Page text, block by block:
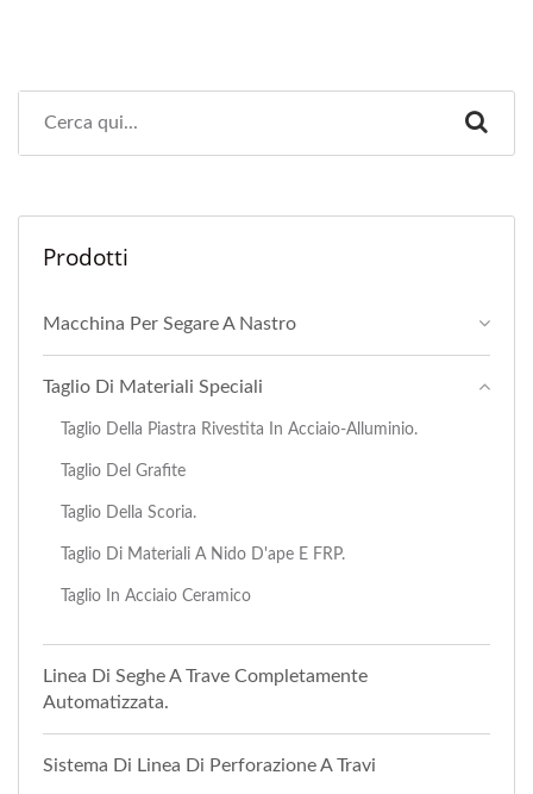
Prodotti
Macchina Per Segare A Nastro
Taglio Di Materiali Speciali
Taglio Della Piastra Rivestita In Acciaio-Alluminio.
Taglio Del Grafite
Taglio Della Scoria.
Taglio Di Materiali A Nido D'ape E FRP.
Taglio In Acciaio Ceramico
Linea Di Seghe A Trave Completamente
Automatizzata.
Sistema Di Linea Di Perforazione A Travi